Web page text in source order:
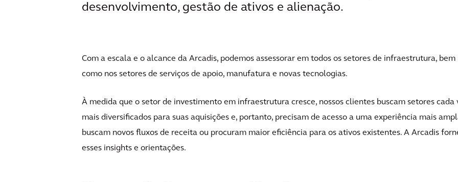
desenvolvimento, gestão de ativos e alienação.
Com a escala e o alcance da Arcadis, podemos assessorar em todos os setores de infraestrutura, bem
como nos setores de serviços de apoio, manufatura e novas tecnologias.
À medida que o setor de investimento em infraestrutura cresce, nossos clientes buscam setores cada
mais diversificados para suas aquisições e, portanto, precisam de acesso a uma experiência mais
buscam novos fluxos de receita ou procuram maior eficiência para os ativos existentes. A Arcadis
esses insights e orientações.